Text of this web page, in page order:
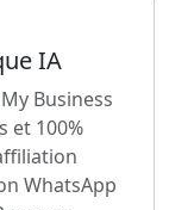
IA
Business
et 100%
WhatsApp